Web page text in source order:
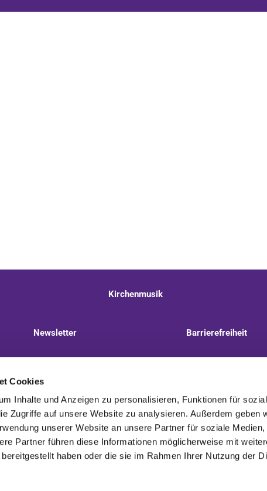
Cookies
Inhalte und Anzeigen zu personalisieren, Funktionen für
Zugriffe auf unsere Website zu analysieren. Außerdem geben
unserer Website an unsere Partner für soziale Medien,
Partner führen diese Informationen möglicherweise mit
haben oder die sie im Rahmen Ihrer Nutzung der
Kirchenmusik
Newsletter Barrierefreiheit
Weg 8, 13593 Berlin
Kontaktinformationen Impressum